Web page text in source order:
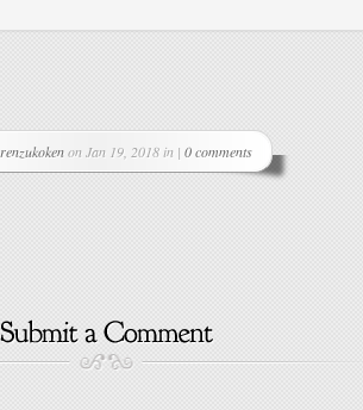
renzukokenon Jan 19, 2018 in | 0 comments